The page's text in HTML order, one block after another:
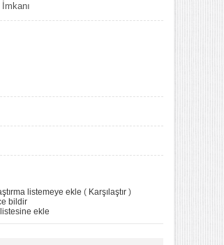
listemeye ekle ( Karşılaştır )
bildir
ekle